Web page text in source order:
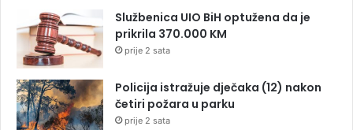
Službenica UIO BiH optužena da je
prikrila 370.000 KM
prije 2 sata
Policija istražuje dječaka (12) nakon
četiri požara u parku
prije 2 sata